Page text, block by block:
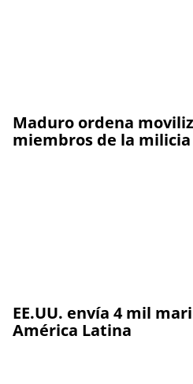
Maduro ordena
miembros de la
EE.UU. envía 4 mil
América Latina